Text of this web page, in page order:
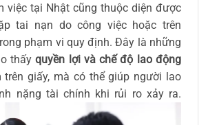
việc tại Nhật cũng thuộc diện được
tai nạn do công việc hoặc trên
phạm vi quy định. Đây là những
thấyquyền lợi và chế độ lao động
trên giấy, mà có thể giúp người lao
nặng tài chính khi rủi ro xảy ra.